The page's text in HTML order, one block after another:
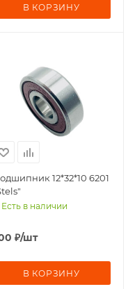
В КОРЗИНУ
R7/R8,
12*32*10 6201
Есть в наличии
₽/шт
В КОРЗИНУ